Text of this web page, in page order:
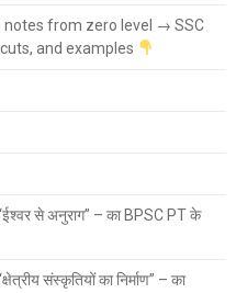
notes from zero level → SSC
and examples
से अनुराग” – का BPSC PT के
संस्कृतियों का निर्माण” – का